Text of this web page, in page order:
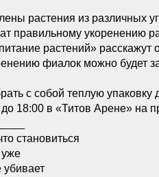
растения из различных
правильному укоренению
растений» расскажут
фиалок можно будет
с собой теплую
18:00 в «Титов Арене» на
становиться
уже
убивает